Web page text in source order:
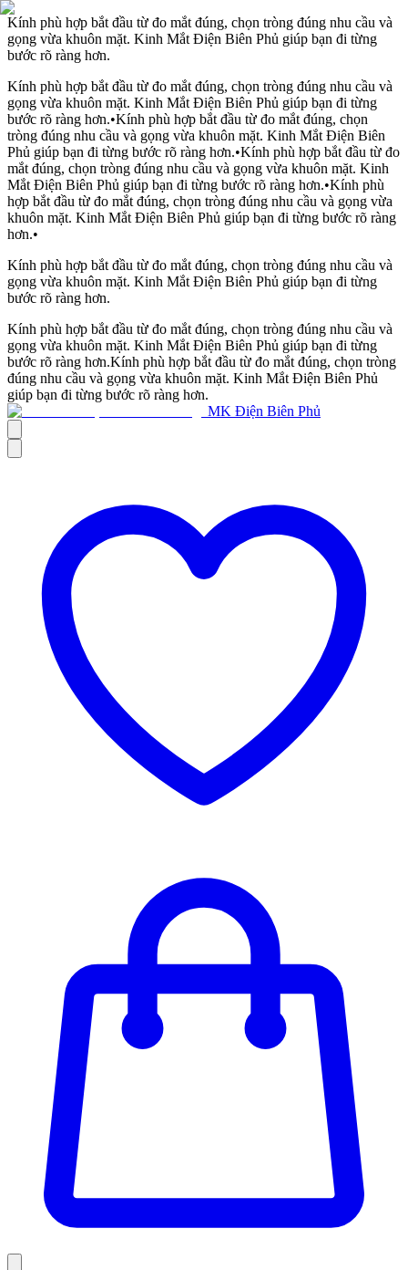
Kính phù hợp bắt đầu từ đo mắt đúng, chọn tròng đúng nhu cầu và
gọng vừa khuôn mặt. Kinh Mắt Điện Biên Phủ giúp bạn đi từng
bước rõ ràng hơn.
Kính phù hợp bắt đầu từ đo mắt đúng, chọn tròng đúng nhu cầu và
gọng vừa khuôn mặt. Kinh Mắt Điện Biên Phủ giúp bạn đi từng
bước rõ ràng hơn.•Kính phù hợp bắt đầu từ đo mắt đúng, chọn
tròng đúng nhu cầu và gọng vừa khuôn mặt. Kinh Mắt Điện Biên
Phủ giúp bạn đi từng bước rõ ràng hơn.•Kính phù hợp bắt đầu từ đo
mắt đúng, chọn tròng đúng nhu cầu và gọng vừa khuôn mặt. Kinh
Mắt Điện Biên Phủ giúp bạn đi từng bước rõ ràng hơn.•Kính phù
hợp bắt đầu từ đo mắt đúng, chọn tròng đúng nhu cầu và gọng vừa
khuôn mặt. Kinh Mắt Điện Biên Phủ giúp bạn đi từng bước rõ ràng
hơn.•
Kính phù hợp bắt đầu từ đo mắt đúng, chọn tròng đúng nhu cầu và
gọng vừa khuôn mặt. Kinh Mắt Điện Biên Phủ giúp bạn đi từng
bước rõ ràng hơn.
Kính phù hợp bắt đầu từ đo mắt đúng, chọn tròng đúng nhu cầu và
gọng vừa khuôn mặt. Kinh Mắt Điện Biên Phủ giúp bạn đi từng
bước rõ ràng hơn.Kính phù hợp bắt đầu từ đo mắt đúng, chọn tròng
đúng nhu cầu và gọng vừa khuôn mặt. Kinh Mắt Điện Biên Phủ
giúp bạn đi từng bước rõ ràng hơn.
MK Điện Biên Phủ